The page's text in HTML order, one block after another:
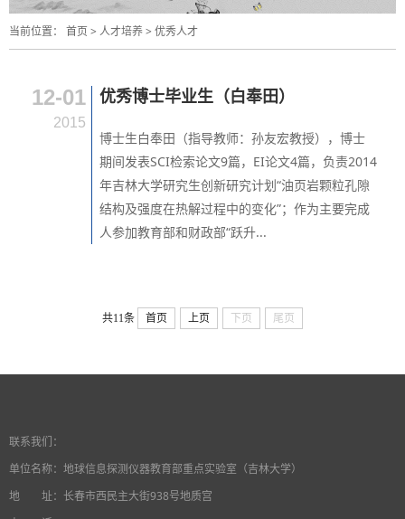
当前位置： 首页> 人才培养> 优秀人才
12-01
2015
优秀博士毕业生（白奉田）
博士生白奉田（指导教师：孙友宏教授），博士
期间发表SCI检索论文9篇，EI论文4篇，负责2014
年吉林大学研究生创新研究计划“油页岩颗粒孔隙
结构及强度在热解过程中的变化”；作为主要完成
人参加教育部和财政部“跃升...
共11条 首页 上页 下页 尾页
联系我们：
单位名称： 地球信息探测仪器教育部重点实验室（吉林大学）
地 址：长春市西民主大街938号地质宫